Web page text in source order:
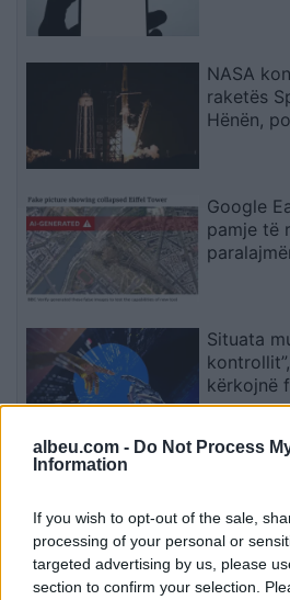
albeu.com - Do Not Process
Information
If you wish to opt-out of the sale,
processing of your personal or
targeted advertising by us, please
section to confirm your selection.
NASA
raketës
Hënën,
Google
pamje të
Situata
kërkojnë
IA-së
është
jep